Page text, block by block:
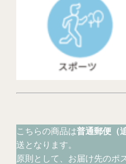
こちらの商品は普通郵便（
送となります。
原則として、お届け先のポ